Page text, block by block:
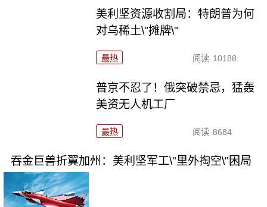
美利坚资源收割局：特朗普为何
对乌稀土\"摊牌\"
最热 阅读 10188
普京不忍了！俄突破禁忌，猛轰
美资无人机工厂
最热 阅读 8684
吞金巨兽折翼加州：美利坚军工\"里外掏空\"困局